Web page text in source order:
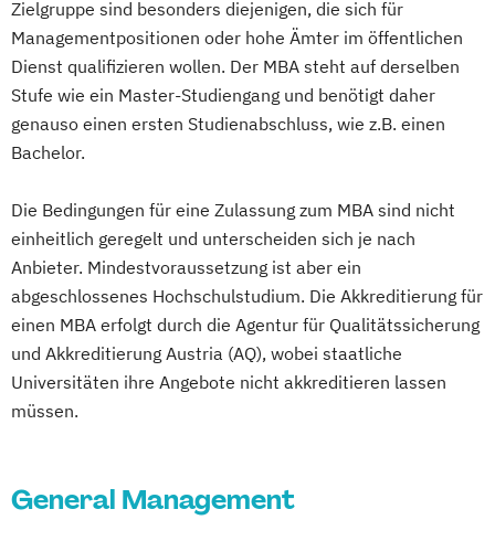
European Project and Public Management
Exhibition Design
Fahrzeugtechnik / Automotive Engineering
General Management
Gesundheits- und Krankenpflege
Gesundheitsmanagement im Tourismus
Gesundheitsmanagement und Public
Health
Gesundheitstourismus und
Freizeitmanagement
Global Green and Social Business
Global Leadership and HR Management
IT Architecture
IT-Recht & Management
Industrial Design
Industrielle Umweltschutz- und
Verfahrenstechnik
Industrielogistik
International Petroleum Engineering
Kunststofftechnik
Werkstofftechnologie
Metallurgie
Metallurgie und Metallkreisläufe
Montanmaschinenbau Recyclingtechnik
Responsible Consumption and Production
Rohstoffgewinnung und Tunnelbau
Sustainable Materials
Zielgruppe sind besonders diejenigen, die sich für
Managementpositionen oder hohe Ämter im öffentlichen
Dienst qualifizieren wollen. Der MBA steht auf derselben
Stufe wie ein Master-Studiengang und benötigt daher
genauso einen ersten Studienabschluss, wie z.B. einen
Bachelor.
Die Bedingungen für eine Zulassung zum MBA sind nicht
einheitlich geregelt und unterscheiden sich je nach
Anbieter. Mindestvoraussetzung ist aber ein
abgeschlossenes Hochschulstudium. Die Akkreditierung für
einen MBA erfolgt durch die Agentur für Qualitätssicherung
und Akkreditierung Austria (AQ), wobei staatliche
Universitäten ihre Angebote nicht akkreditieren lassen
müssen.
General Management